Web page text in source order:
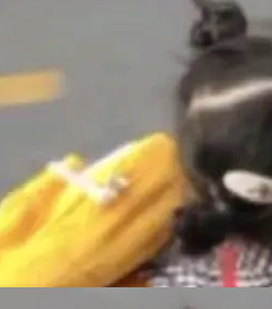
来自 Go...2、PINE
强了对 POSIX.1
兼容性。 compat
调用的支持，包
、POSIX 消息队
场景智慧营销平
面向游戏行业开
台在游戏领域的
用户的全周期经
循环、再到联运与
及面向全球市场
务商业化销售负
发者的核心诉求
是一套能够持续
AORU
家，技嘉X3D系
AORUS ELITE
打造的全新主板
延续技嘉在X3
为游戏玩家带来
B850 AORUS ELI
员与 AI 审
AI 写得不够
查排期从两天的